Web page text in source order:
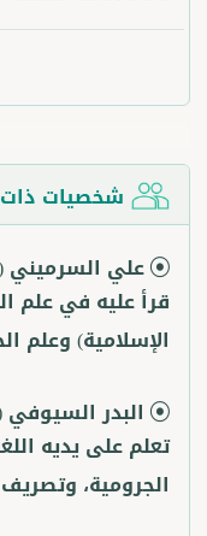
شخصيات
علي السرميني
قرأ عليه في علم
الإسلامية) وعلم
البدر السيوفي
تعلم على يديه
الجرومية،